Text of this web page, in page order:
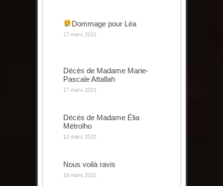
Dommage pour Léa
17 mars 2021
Décès de Madame Marie-
Pascale Attallah
17 mars 2021
Décès de Madame Élia
Métrolho
12 mars 2021
Nous voilà ravis
10 mars 2021